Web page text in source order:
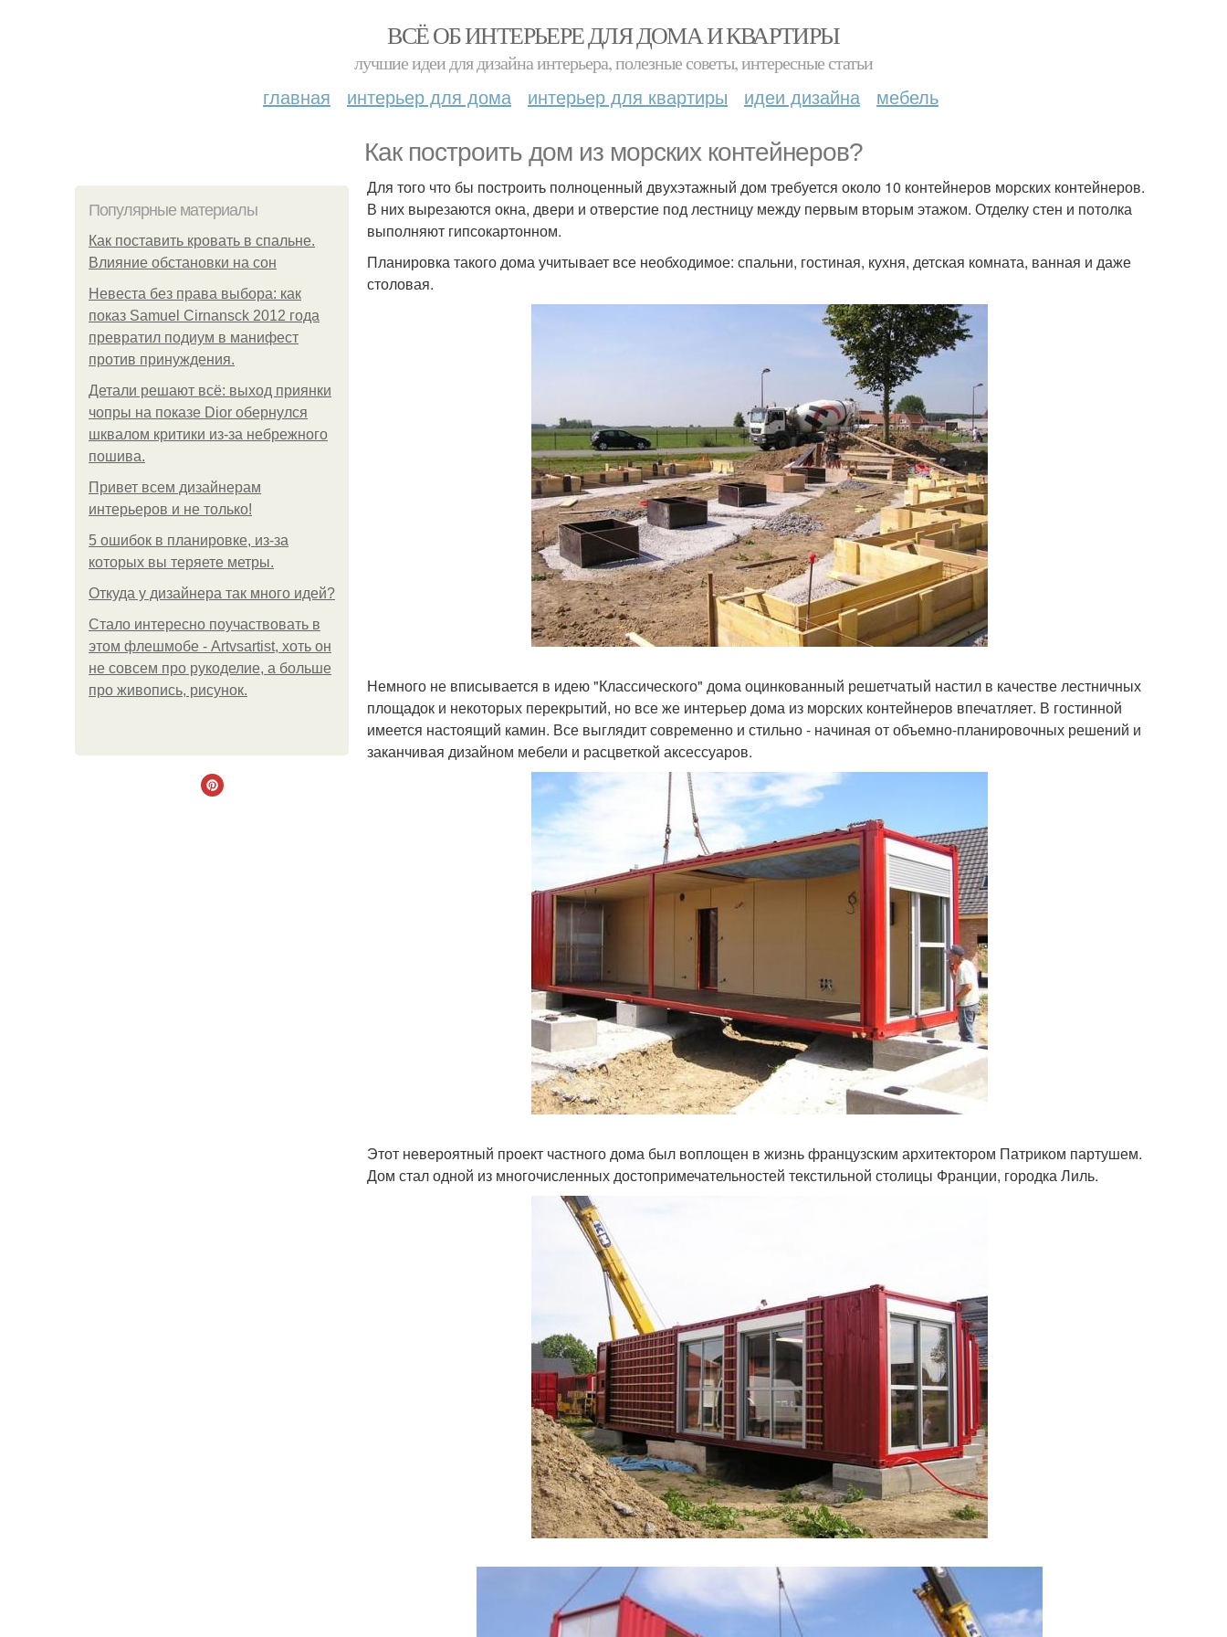
ВСЁ ОБ ИНТЕРЬЕРЕ ДЛЯ ДОМА И КВАРТИРЫ
лучшие идеи для дизайна интерьера, полезные советы, интересные статьи
главная интерьер для дома интерьер для квартиры идеи дизайна мебель
Как построить дом из морских контейнеров?
Популярные материалы
Как поставить кровать в спальне.
Влияние обстановки на сон
Невеста без права выбора: как
показ Samuel Cirnansck 2012 года
превратил подиум в манифест
против принуждения.
Детали решают всё: выход приянки
чопры на показе Dior обернулся
шквалом критики из-за небрежного
пошива.
Привет всем дизайнерам
интерьеров и не только!
5 ошибок в планировке, из-за
которых вы теряете метры.
Откуда у дизайнера так много идей?
Стало интересно поучаствовать в
этом флешмобе - Artvsartist, хоть он
не совсем про рукоделие, а больше
про живопись, рисунок.
Для того что бы построить полноценный двухэтажный дом требуется около 10 контейнеров морских контейнеров.
В них вырезаются окна, двери и отверстие под лестницу между первым вторым этажом. Отделку стен и потолка
выполняют гипсокартонном.
Планировка такого дома учитывает все необходимое: спальни, гостиная, кухня, детская комната, ванная и даже
столовая.
Немного не вписывается в идею "Классического" дома оцинкованный решетчатый настил в качестве лестничных
площадок и некоторых перекрытий, но все же интерьер дома из морских контейнеров впечатляет. В гостинной
имеется настоящий камин. Все выглядит современно и стильно - начиная от объемно-планировочных решений и
заканчивая дизайном мебели и расцветкой аксессуаров.
Этот невероятный проект частного дома был воплощен в жизнь французским архитектором Патриком партушем.
Дом стал одной из многочисленных достопримечательностей текстильной столицы Франции, городка Лиль.